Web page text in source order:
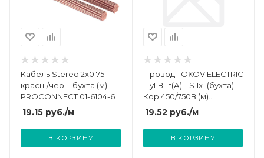
Кабель Stereo 2х0.75
красн./черн. бухта (м)
PROCONNECT 01-6104-6
19.15 руб./м
В КОРЗИНУ
Провод TOKOV ELECTRIC
ПуГВнг(А)-LS 1х1 (бухта)
Кор 450/750В (м)
000011502
19.52 руб./м
В КОРЗИНУ